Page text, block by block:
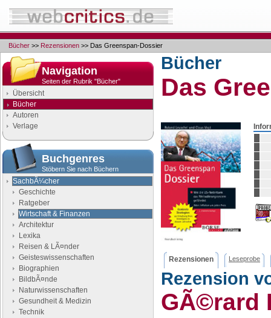
Bücher >> Rezensionen >> Das Greenspan-Dossier
Navigation
Seiten der Rubrik "Bücher"
Übersicht
Bücher
Autoren
Verlage
Buchgenres
Stöbern Sie nach Büchern
SachbÃ¼cher
Geschichte
Ratgeber
Wirtschaft & Finanzen
Architektur
Lexika
Reisen & LÃ¤nder
Geisteswissenschaften
Biographien
BildbÃ¤nde
Naturwissenschaften
Gesundheit & Medizin
Technik
Bücher
Das
Rezensionen Leseprobe
Rezension
GÃ©rard